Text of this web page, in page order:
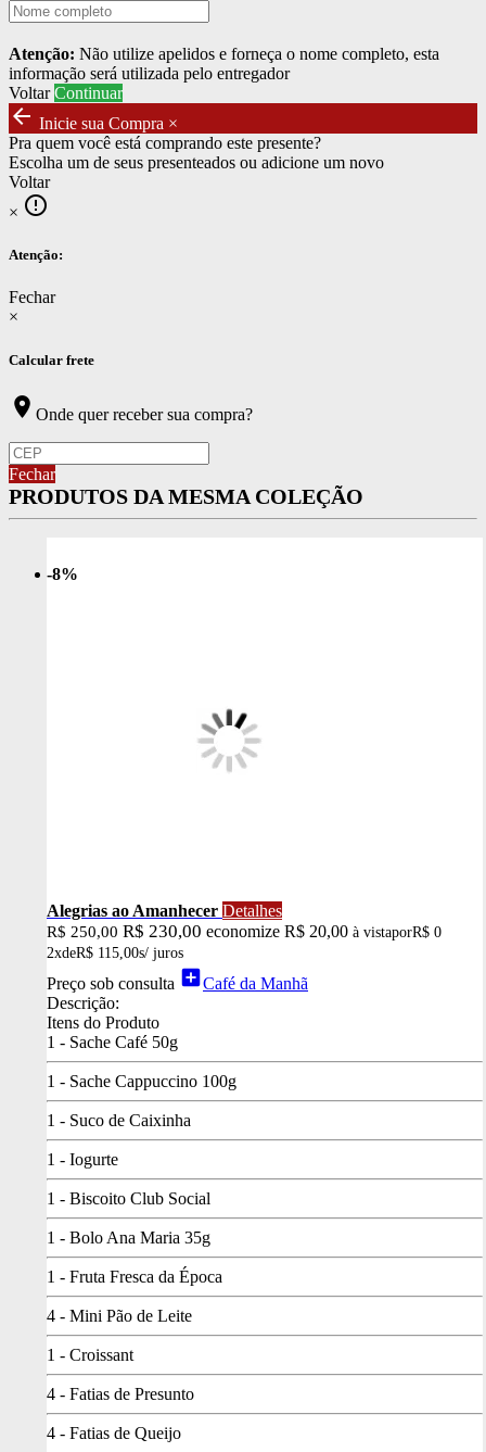
Atenção: Não utilize apelidos e forneça o nome completo, esta
informação será utilizada pelo entregador
Voltar Continuar
arrow_back Inicie sua Compra ×
Pra quem você está comprando este presente?
Escolha um de seus presenteados ou adicione um novo
Voltar
× error_outline
Atenção:
Fechar
×
Calcular frete
location_on Onde quer receber sua compra?
Fechar
PRODUTOS DA MESMA COLEÇÃO
-8%
Alegrias ao Amanhecer Detalhes
R$ 250,00 R$ 230,00 economize R$ 20,00 à vistaporR$ 0
2xdeR$ 115,00s/ juros
Preço sob consulta add_boxCafé da Manhã
Descrição:
Itens do Produto
1 - Sache Café 50g
1 - Sache Cappuccino 100g
1 - Suco de Caixinha
1 - Iogurte
1 - Biscoito Club Social
1 - Bolo Ana Maria 35g
1 - Fruta Fresca da Época
4 - Mini Pão de Leite
1 - Croissant
4 - Fatias de Presunto
4 - Fatias de Queijo